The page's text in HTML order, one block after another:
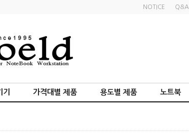
NOTICE Q&A
가격대별 제품 용도별 제품 노트북